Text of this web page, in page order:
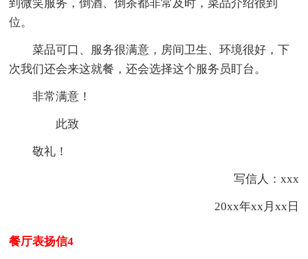
到微笑服务，倒酒、倒茶都非常及时，菜品介绍很到
位。
菜品可口、服务很满意，房间卫生、环境很好，下
次我们还会来这就餐，还会选择这个服务员盯台。
非常满意！
此致
敬礼！
写信人：xxx
20xx年xx月xx日
餐厅表扬信4